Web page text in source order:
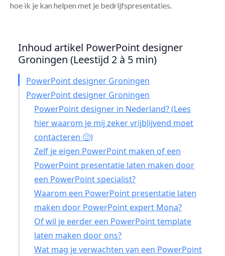
hoe ik je kan helpen met je bedrijfspresentaties.
Inhoud artikel PowerPoint designer
Groningen (Leestijd 2 à 5 min)
PowerPoint designer Groningen
PowerPoint designer Groningen
PowerPoint designer in Nederland? (Lees
hier waarom je mij zeker vrijblijvend moet
contacteren 🙂)
Zelf je eigen PowerPoint maken of een
PowerPoint presentatie laten maken door
een PowerPoint specialist?
Waarom een PowerPoint presentatie laten
maken door PowerPoint expert Mona?
Of wil je eerder een PowerPoint template
laten maken door ons?
Wat mag je verwachten van een PowerPoint